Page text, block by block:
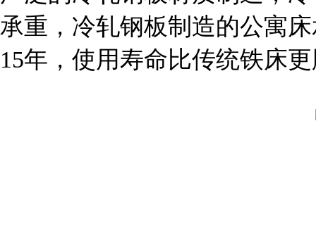
承重，冷轧钢板制造的公寓
15年，使用寿命比传统铁床